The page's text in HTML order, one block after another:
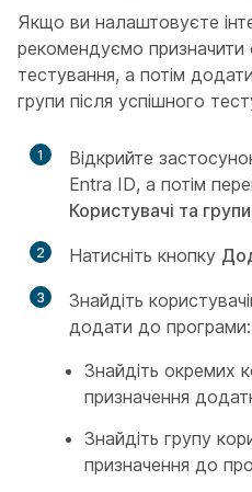
Якщо ви налаштовуєте
рекомендуємо
тестування, а потім
групи після успішного
1
Відкрийте
Entra ID, а потім
Користувачі та групи
2 Натисніть кнопку
3
Знайдіть
додати до програми:
Знайдіть окремих
призначення
Знайдіть групу
призначення до